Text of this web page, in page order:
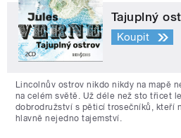
Tajuplný
Koupit
Lincolnův ostrov nikdo nikdy na mapě
na celém světě. Už déle než sto třicet
dobrodružství s pěticí trosečníků, kteří
hlavně nejedno tajemství.